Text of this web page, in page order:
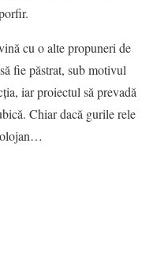
cu o alte propuneri de
fie păstrat, sub motivul
iar proiectul să prevadă
Chiar dacă gurile rele